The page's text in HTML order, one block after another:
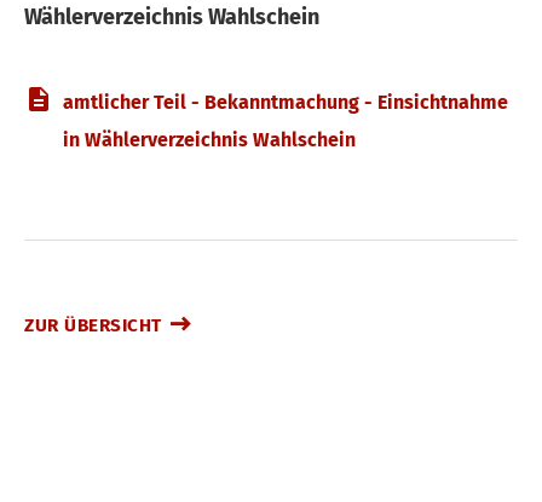
Wählerverzeichnis Wahlschein
amtlicher Teil - Bekanntmachung - Einsichtnahme
in Wählerverzeichnis Wahlschein
ZUR ÜBERSICHT